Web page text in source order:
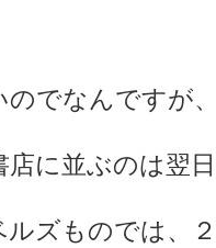
でなんですが
に並ぶのは翌
ズものでは、